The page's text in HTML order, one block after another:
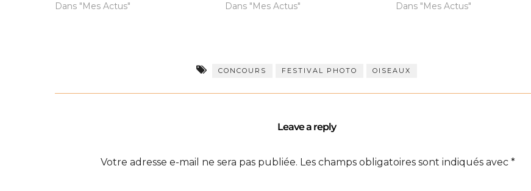
Dans "Mes Actus"
Dans "Mes Actus"
Dans "Mes Actus"
CONCOURS FESTIVAL PHOTO OISEAUX
Leave a reply
Votre adresse e-mail ne sera pas publiée. Les champs obligatoires sont indiqués avec *